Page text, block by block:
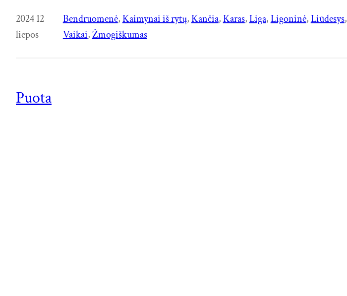
2024 12
liepos
Bendruomenė, Kaimynai iš rytų, Kančia, Karas, Liga, Ligoninė, Liūdesys,
Vaikai, Žmogiškumas
Puota